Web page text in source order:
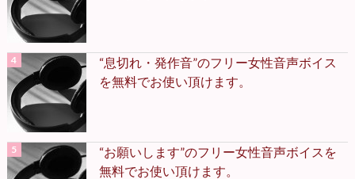
“息切れ・発作音”のフリー女性音声ボイス
を無料でお使い頂けます。
“お願いします”のフリー女性音声ボイスを
無料でお使い頂けます。